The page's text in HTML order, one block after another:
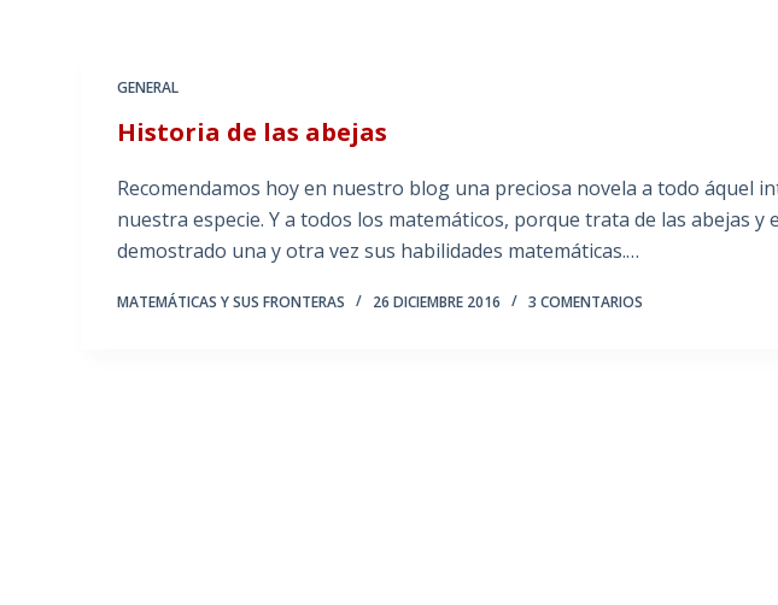
GENERAL
Historia de las abejas
Recomendamos hoy en nuestro blog una preciosa novela a todo áquel
nuestra especie. Y a todos los matemáticos, porque trata de las abejas y
demostrado una y otra vez sus habilidades matemáticas.…
MATEMÁTICAS Y SUS FRONTERAS 26 DICIEMBRE 2016 3 COMENTARIOS